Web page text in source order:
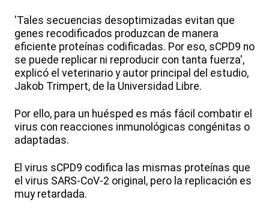
'Tales secuencias desoptimizadas evitan que
genes recodificados produzcan de manera
eficiente proteínas codificadas. Por eso, sCPD9 no
se puede replicar ni reproducir con tanta fuerza',
explicó el veterinario y autor principal del estudio,
Jakob Trimpert, de la Universidad Libre.
Por ello, para un huésped es más fácil combatir el
virus con reacciones inmunológicas congénitas o
adaptadas.
El virus sCPD9 codifica las mismas proteínas que
el virus SARS-CoV-2 original, pero la replicación es
muy retardada.